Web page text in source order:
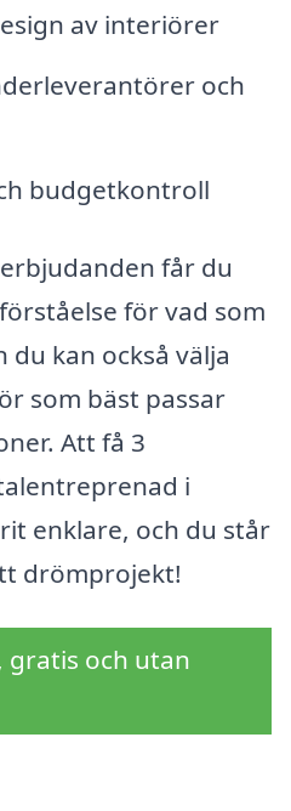
av interiörer
och
budgetkontroll
får du
för vad som
kan också välja
som bäst passar
Att få 3
i
enklare, och du står
drömprojekt!
gratis och utan